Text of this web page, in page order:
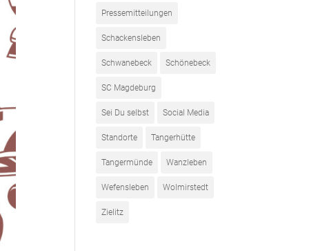
Pressemitteilungen
Schackensleben
Schwanebeck Schönebeck
SC Magdeburg
Sei Du selbst Social Media
Standorte Tangerhütte
Tangermünde Wanzleben
Wefensleben Wolmirstedt
Zielitz